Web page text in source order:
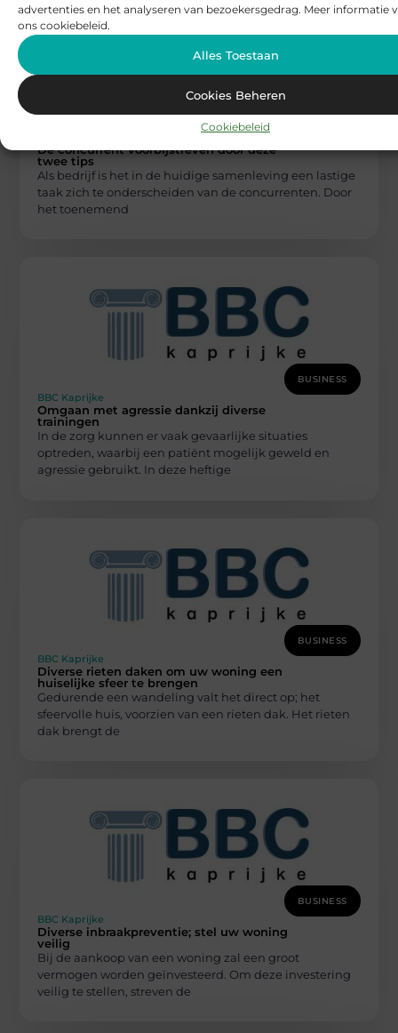
advertenties en het analyseren van bezoekersgedrag. Meer informatie
ons cookiebeleid.
Alles Toestaan
Cookies Beheren
Cookiebeleid
BUSINESS
De concurrent voorbijstreven door deze
twee tips
Als bedrijf is het in de huidige samenleving een lastige
taak zich te onderscheiden van de concurrenten. Door
het toenemend
BUSINESS
BBC Kaprijke
Omgaan met agressie dankzij diverse
trainingen
In de zorg kunnen er vaak gevaarlijke situaties
optreden, waarbij een patiënt mogelijk geweld en
agressie gebruikt. In deze heftige
BUSINESS
BBC Kaprijke
Diverse rieten daken om uw woning een
huiselijke sfeer te brengen
Gedurende een wandeling valt het direct op; het
sfeervolle huis, voorzien van een rieten dak. Het rieten
dak brengt de
BUSINESS
BBC Kaprijke
Diverse inbraakpreventie; stel uw woning
veilig
Bij de aankoop van een woning zal een groot
vermogen worden geïnvesteerd. Om deze investering
veilig te stellen, streven de